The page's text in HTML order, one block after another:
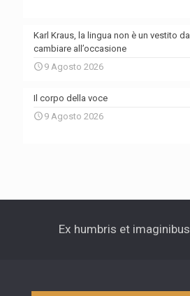
Karl Kraus, la lingua non è un vestito da
cambiare all’occasione
9 Agosto 2026
Il corpo della voce
9 Agosto 2026
Ex humbris et imaginibus